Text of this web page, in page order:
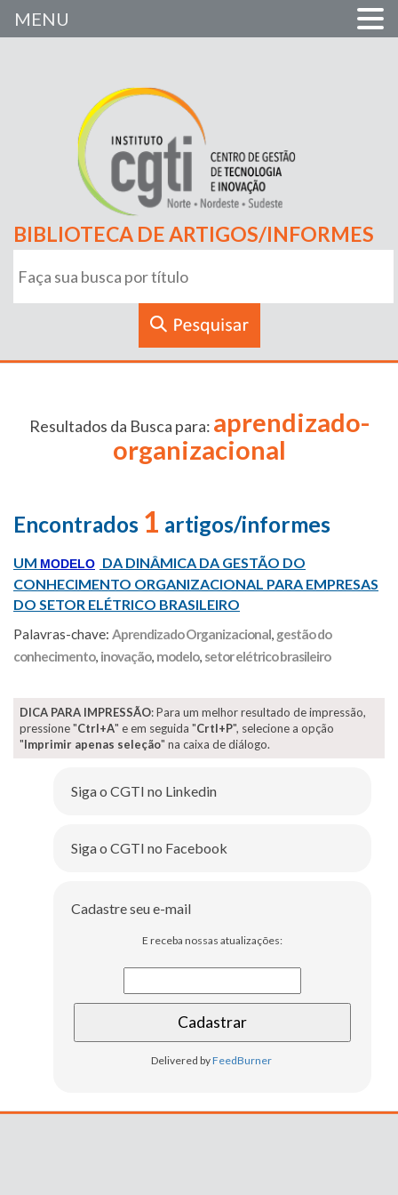
BIBLIOTECA DE ARTIGOS/INFORMES
Resultados da Busca para: aprendizado-
organizacional
Encontrados 1 artigos/informes
UM MODELO DA DINÂMICA DA GESTÃO DO
CONHECIMENTO ORGANIZACIONAL PARA EMPRESAS
DO SETOR ELÉTRICO BRASILEIRO
Palavras-chave: Aprendizado Organizacional, gestão do
conhecimento, inovação, modelo, setor elétrico brasileiro
DICA PARA IMPRESSÃO: Para um melhor resultado de impressão,
pressione "Ctrl+A" e em seguida "Crtl+P", selecione a opção
"Imprimir apenas seleção" na caixa de diálogo.
Siga o CGTI no Linkedin
Siga o CGTI no Facebook
Cadastre seu e-mail
E receba nossas atualizações:
Delivered byFeedBurner
MENU